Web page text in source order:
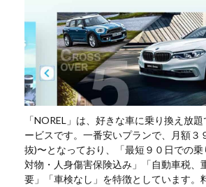
「NOREL」は、好きな車に乗り換え放
ービスです。一番安いプランで、月額３
抜)〜となっており、「最短９０日での乗
対物・人身傷害保険込み」「自動車税、
要」「車検なし」を特徴としています。